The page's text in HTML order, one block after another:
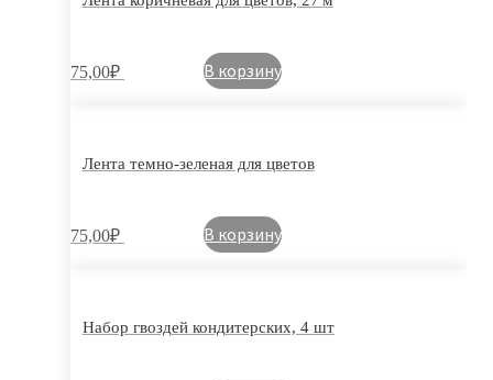
75,00₽ В корзину
Лента темно-зеленая для цветов
75,00₽ В корзину
Набор гвоздей кондитерских, 4 шт